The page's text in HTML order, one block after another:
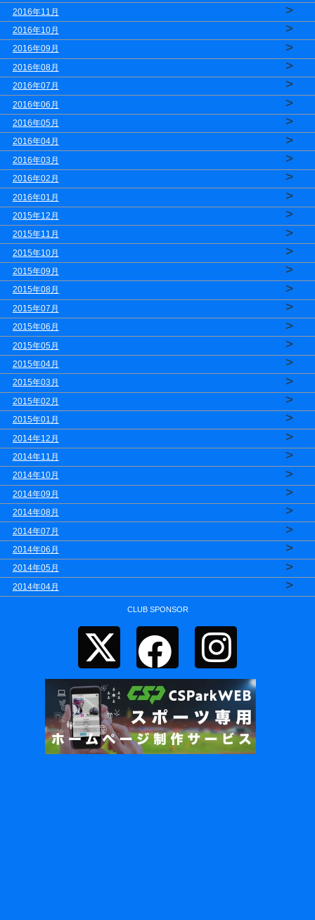
2016年11月 >
2016年10月 >
2016年09月 >
2016年08月 >
2016年07月 >
2016年06月 >
2016年05月 >
2016年04月 >
2016年03月 >
2016年02月 >
2016年01月 >
2015年12月 >
2015年11月 >
2015年10月 >
2015年09月 >
2015年08月 >
2015年07月 >
2015年06月 >
2015年05月 >
2015年04月 >
2015年03月 >
2015年02月 >
2015年01月 >
2014年12月 >
2014年11月 >
2014年10月 >
2014年09月 >
2014年08月 >
2014年07月 >
2014年06月 >
2014年05月 >
2014年04月 >
CLUB SPONSOR